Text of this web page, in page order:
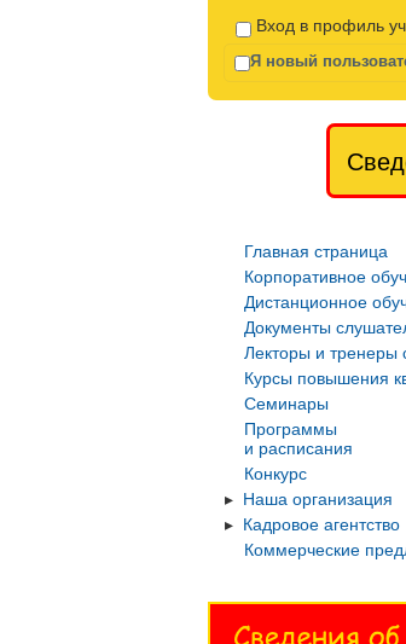
Вход в профиль
Я новый
Главная страница
Корпоративное
Дистанционное
Документы
Лекторы и тренеры
Курсы повышения
Семинары
Программы
и расписания
Конкурс
Наша организация
Кадровое агентство
Коммерческие